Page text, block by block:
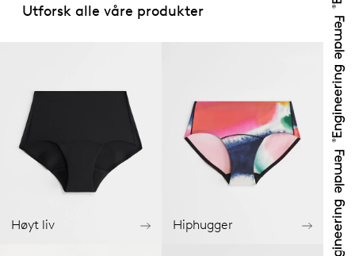
Utforsk alle våre produkter
Høyt liv Hiphugger